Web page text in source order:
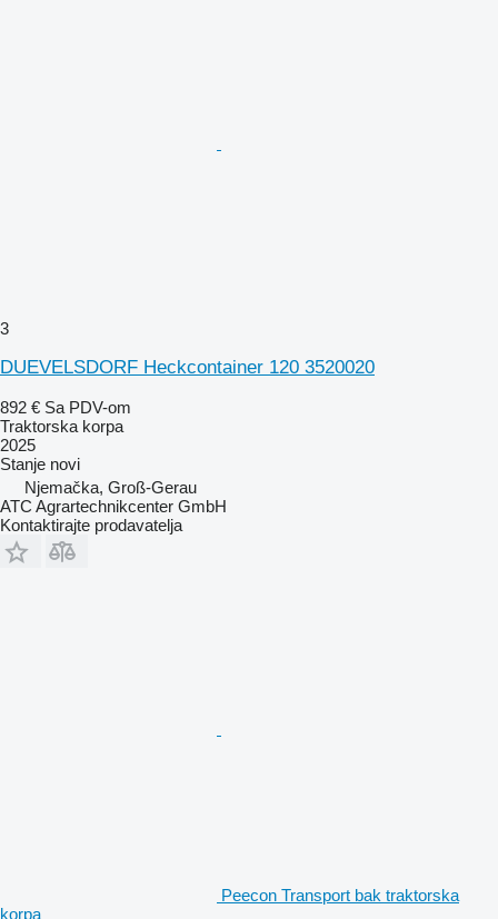
3
DUEVELSDORF Heckcontainer 120 3520020
892 € Sa PDV-om
Traktorska korpa
2025
Stanje novi
Njemačka, Groß-Gerau
ATC Agrartechnikcenter GmbH
Kontaktirajte prodavatelja
Peecon Transport bak traktorska
korpa